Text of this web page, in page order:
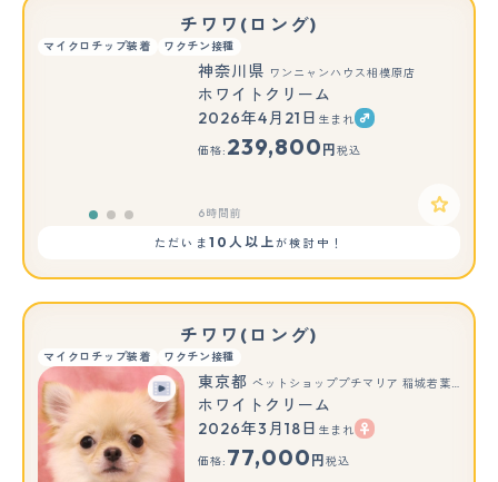
チワワ(ロング)
マイクロチップ装着 ワクチン接種
もっと見る
神奈川県 ワンニャンハウス相模原店
ホワイトクリーム
2026年4月21日 生まれ
価格: 239,800 円 税込
6時間前
ただいま 10人以上が検討中！
チワワ(ロング)
マイクロチップ装着 ワクチン接種
東京都 ペットショッププチマリア 稲城若葉台店
ホワイトクリーム
2026年3月18日 生まれ
価格: 77,000 円 税込